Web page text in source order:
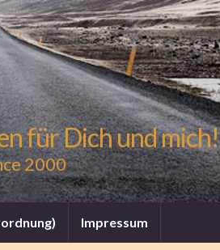
für Dich und mich!
2000
Impressum